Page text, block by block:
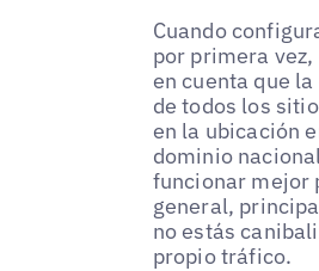
Cuando
por primera
en cuenta que
de todos los
en la ubicación
dominio
funcionar mejor
general,
no estás
propio tráfico.